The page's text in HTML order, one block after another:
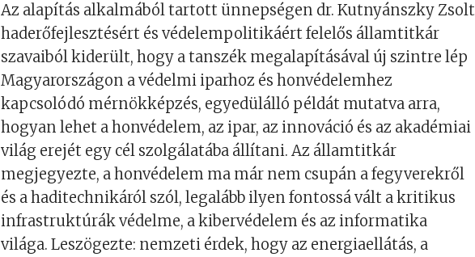
Az alapítás alkalmából tartott ünnepségen dr. Kutnyánszky Zsolt
haderőfejlesztésért és védelempolitikáért felelős államtitkár
szavaiból kiderült, hogy a tanszék megalapításával új szintre lép
Magyarországon a védelmi iparhoz és honvédelemhez
kapcsolódó mérnökképzés, egyedülálló példát mutatva arra,
hogyan lehet a honvédelem, az ipar, az innováció és az akadémiai
világ erejét egy cél szolgálatába állítani. Az államtitkár
megjegyezte, a honvédelem ma már nem csupán a fegyverekről
és a haditechnikáról szól, legalább ilyen fontossá vált a kritikus
infrastruktúrák védelme, a kibervédelem és az informatika
világa. Leszögezte: nemzeti érdek, hogy az energiaellátás, a